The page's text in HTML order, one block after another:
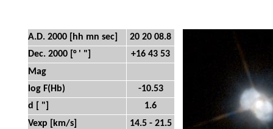
A.D. 2000 [hh mn sec]
20 20 08.8
Dec. 2000 [° ' "]
+16 43 53
Mag
log F(Hb)
-10.53
d [ "]
1.6
Vexp [km/s]
14.5 - 21.5